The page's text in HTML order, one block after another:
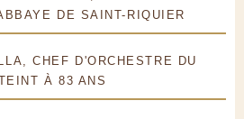
DE SAINT-RIQUIER
CHEF D'ORCHESTRE DU
À 83 ANS